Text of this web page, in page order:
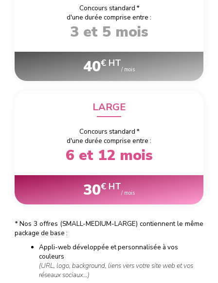
Concours standard *
d'une durée comprise entre :
3 et 5 mois
40€ HT
/ mois
LARGE
Concours standard *
d'une durée comprise entre :
6 et 12 mois
30€ HT
/ mois
*Nos 3 offres (SMALL-MEDIUM-LARGE) contiennent le même
package de base :
Appli-web développée et personnalisée à vos
couleurs
(URL, logo, background, liens vers votre site web et vos
réseaux sociaux…)